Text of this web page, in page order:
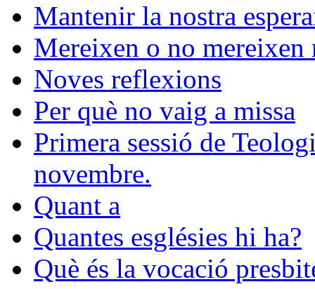
Mantenir la nostra
Mereixen o no mereixen
Noves reflexions
Per què no vaig a missa
Primera sessió de
novembre.
Quant a
Quantes esglésies hi ha?
Què és la vocació